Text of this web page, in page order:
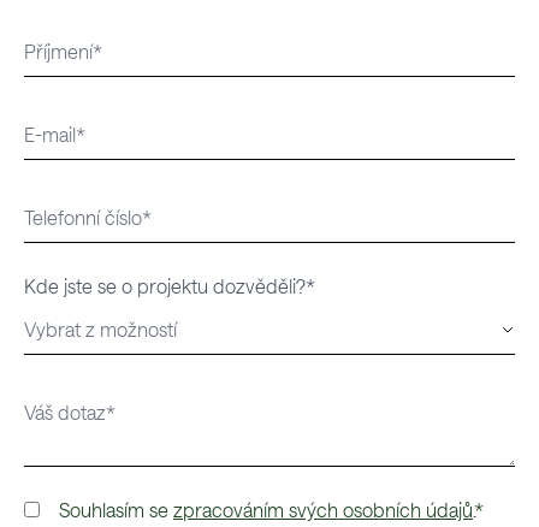
Kde jste se o projektu dozvěděli?*
Souhlasím se zpracováním svých osobních údajů.*